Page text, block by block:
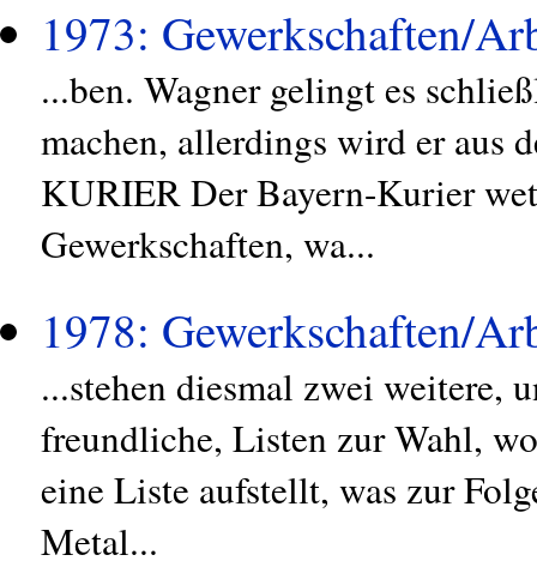
1973: Gewerkschaften/
...ben. Wagner gelingt es
machen, allerdings wird er aus
KURIER Der Bayern-Kurier
Gewerkschaften, wa...
1978: Gewerkschaften/
...stehen diesmal zwei weitere,
freundliche, Listen zur Wahl,
eine Liste aufstellt, was zur
Metal...